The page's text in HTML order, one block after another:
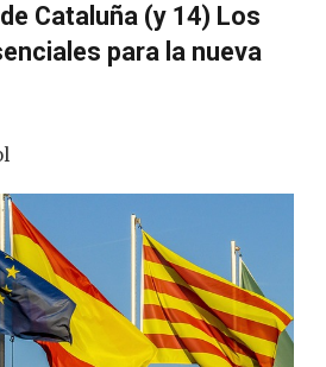
Cataluña (y 14) Los
para la nueva